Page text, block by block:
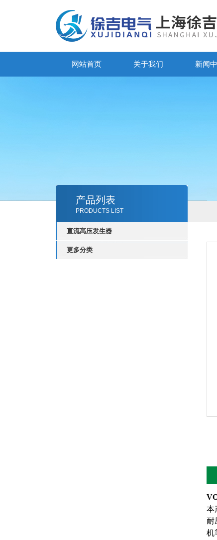
网站首页 关于我们 新闻
产品列表
PRODUCTS LIST
直流高压发生器
更多分类
本
耐
机